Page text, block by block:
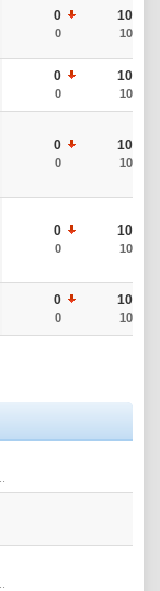
0
0
10
10
0
0
10
10
0
0
10
10
0
0
10
10
0
0
10
10